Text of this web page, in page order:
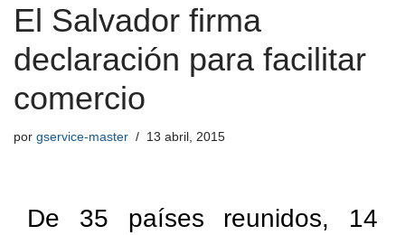
El Salvador firma
declaración para facilitar
comercio
por gservice-master 13 abril, 2015
De 35 países reunidos, 14